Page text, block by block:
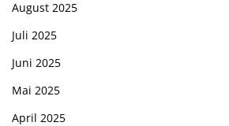
August 2025
Juli 2025
Juni 2025
Mai 2025
April 2025